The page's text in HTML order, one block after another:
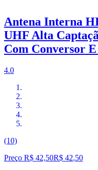
Antena Interna
UHF Alta
Com Conversor
4.0
(10)
Preço R$ 42,50R$ 42,50